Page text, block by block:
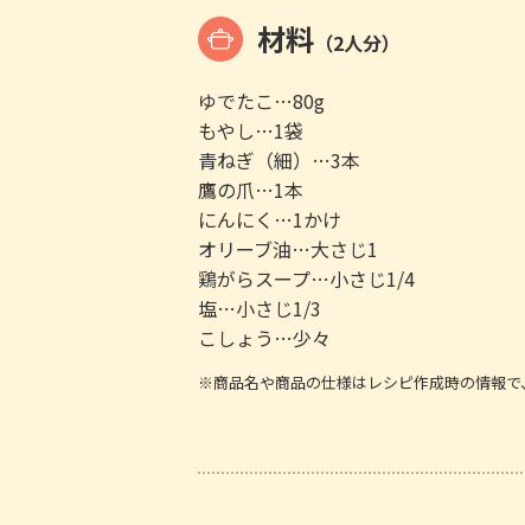
材料 （2人分）
ゆでたこ…80g
もやし…1袋
青ねぎ（細）…3本
鷹の爪…1本
にんにく…1かけ
オリーブ油…大さじ1
鶏がらスープ…小さじ1/4
塩…小さじ1/3
こしょう…少々
※商品名や商品の仕様はレシピ作成時の情報で